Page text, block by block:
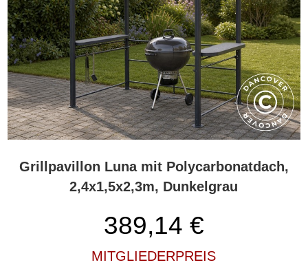
Grillpavillon Luna mit Polycarbonatdach,
2,4x1,5x2,3m, Dunkelgrau
389,14 €
MITGLIEDERPREIS